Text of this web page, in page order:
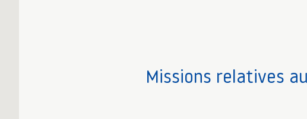
Missions relatives